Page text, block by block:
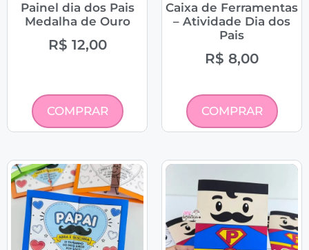
Painel dia dos Pais
Medalha de Ouro
R$ 12,00
COMPRAR
Caixa de Ferramentas
– Atividade Dia dos
Pais
R$ 8,00
COMPRAR